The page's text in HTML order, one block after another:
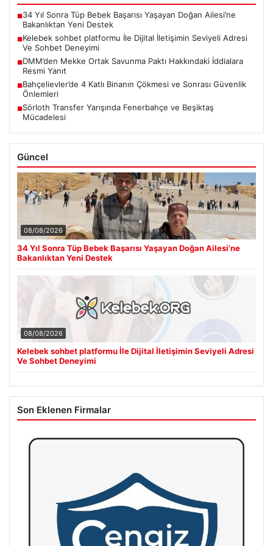
■34 Yıl Sonra Tüp Bebek Başarısı Yaşayan Doğan Ailesi’ne
Bakanlıktan Yeni Destek
■Kelebek sohbet platformu İle Dijital İletişimin Seviyeli Adresi
Ve Sohbet Deneyimi
■DMM’den Mekke Ortak Savunma Paktı Hakkındaki İddialara
Resmi Yanıt
■Bahçelievler’de 4 Katlı Binanın Çökmesi ve Sonrası Güvenlik
Önlemleri
■Sörloth Transfer Yarışında Fenerbahçe ve Beşiktaş
Mücadelesi
Güncel
08/08/2026
34 Yıl Sonra Tüp Bebek Başarısı Yaşayan Doğan Ailesi’ne
Bakanlıktan Yeni Destek
08/08/2026
Kelebek sohbet platformu İle Dijital İletişimin Seviyeli Adresi
Ve Sohbet Deneyimi
Son Eklenen Firmalar